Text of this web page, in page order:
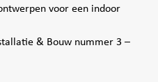
voor een indoor
& Bouw nummer 3 –